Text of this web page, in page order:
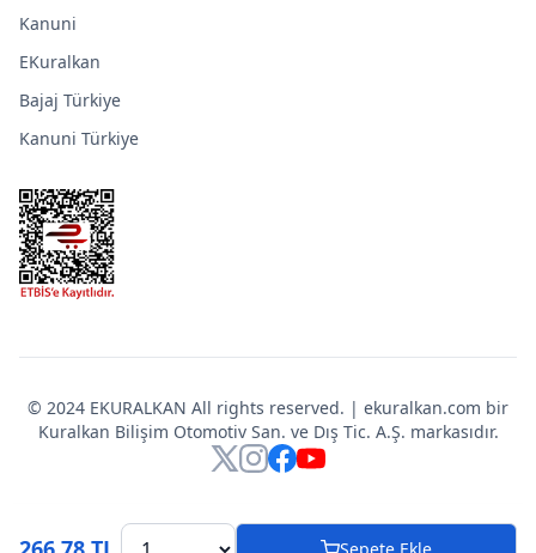
Kanuni
EKuralkan
Bajaj Türkiye
Kanuni Türkiye
© 2024 EKURALKAN All rights reserved. | ekuralkan.com bir
Kuralkan Bilişim Otomotiv San. ve Dış Tic. A.Ş. markasıdır.